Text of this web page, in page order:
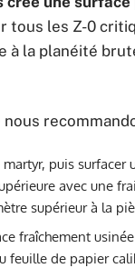
tous les Z-0
à la planéité
puis surfacer
avec une
supérieur à la
fraîchement
feuille de papier